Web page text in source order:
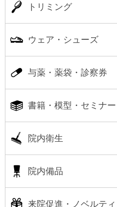
トリミング
ウェア・シューズ
与薬・薬袋・診察券
書籍・模型・セミナー
院内衛生
院内備品
来院促進・ノベルティ